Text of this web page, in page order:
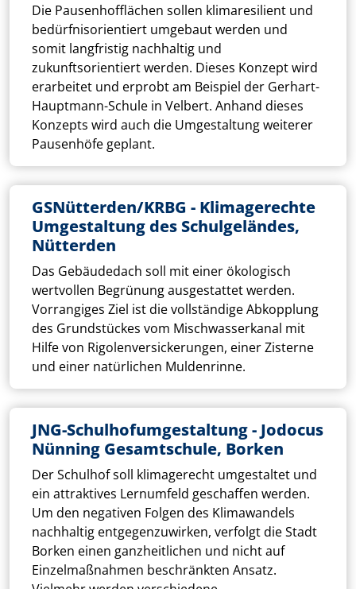
Die Pausenhofflächen sollen klimaresilient und
bedürfnisorientiert umgebaut werden und
somit langfristig nachhaltig und
zukunftsorientiert werden. Dieses Konzept wird
erarbeitet und erprobt am Beispiel der Gerhart-
Hauptmann-Schule in Velbert. Anhand dieses
Konzepts wird auch die Umgestaltung weiterer
Pausenhöfe geplant.
GSNütterden/KRBG - Klimagerechte
Umgestaltung des Schulgeländes,
Nütterden
Das Gebäudedach soll mit einer ökologisch
wertvollen Begrünung ausgestattet werden.
Vorrangiges Ziel ist die vollständige Abkopplung
des Grundstückes vom Mischwasserkanal mit
Hilfe von Rigolenversickerungen, einer Zisterne
und einer natürlichen Muldenrinne.
JNG-Schulhofumgestaltung - Jodocus
Nünning Gesamtschule, Borken
Der Schulhof soll klimagerecht umgestaltet und
ein attraktives Lernumfeld geschaffen werden.
Um den negativen Folgen des Klimawandels
nachhaltig entgegenzuwirken, verfolgt die Stadt
Borken einen ganzheitlichen und nicht auf
Einzelmaßnahmen beschränkten Ansatz.